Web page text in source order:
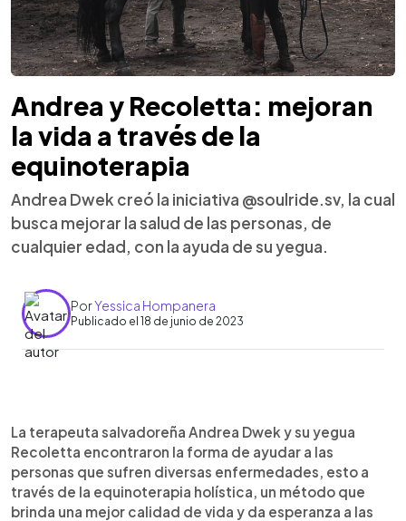
Andrea y Recoletta: mejoran
la vida a través de la
equinoterapia
Andrea Dwek creó la iniciativa @soulride.sv, la cual
busca mejorar la salud de las personas, de
cualquier edad, con la ayuda de su yegua.
PorYessica Hompanera
Publicado el 18 de junio de 2023
Escuchar artículo
La terapeuta salvadoreña Andrea Dwek y su yegua
Recoletta encontraron la forma de ayudar a las
personas que sufren diversas enfermedades, esto a
través de la equinoterapia holística, un método que
brinda una mejor calidad de vida y da esperanza a las